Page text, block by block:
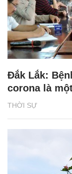
THỜI SỰ
Đắk Lắk:
corona là